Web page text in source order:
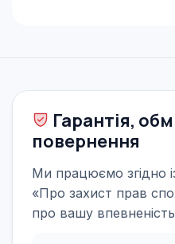
Гарантія,
повернення
Ми працюємо згідно
«Про захист прав
про вашу